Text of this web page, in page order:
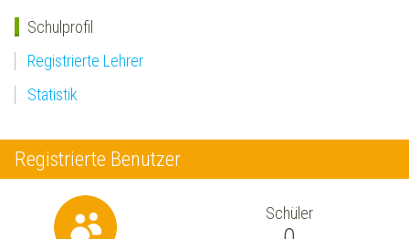
Schulprofil
Registrierte Lehrer
Statistik
Registrierte Benutzer
Schüler